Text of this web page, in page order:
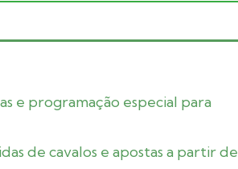
e programação especial para
de cavalos e apostas a partir de